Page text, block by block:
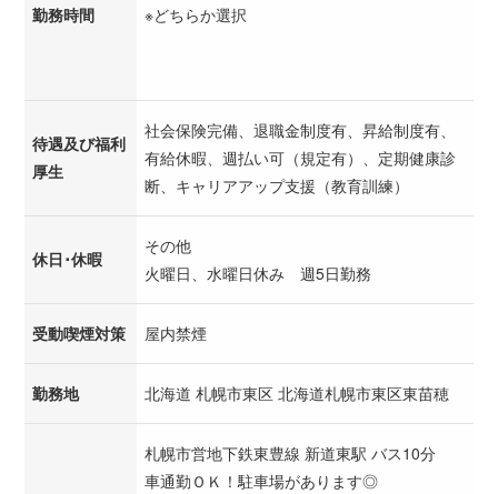
勤務時間
※どちらか選択
待遇及び福利
厚生
社会保険完備、退職金制度有、昇給制度有、
有給休暇、週払い可（規定有）、定期健康診
断、キャリアアップ支援（教育訓練）
休日･休暇
その他
火曜日、水曜日休み 週5日勤務
受動喫煙対策 屋内禁煙
勤務地 北海道 札幌市東区 北海道札幌市東区東苗穂
札幌市営地下鉄東豊線 新道東駅 バス10分
車通勤ＯＫ！駐車場があります◎